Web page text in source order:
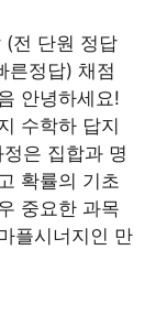
(전 단원 정답
른정답) 채점
안녕하세요!
수학하 답지
은 집합과 명
확률의 기초
중요한 과목
플시너지인 만